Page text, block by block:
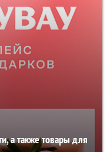
а также товары для